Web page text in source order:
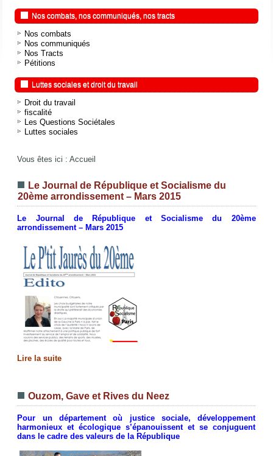
Nos combats, nos communiqués, nos tracts
Nos combats
Nos communiqués
Nos Tracts
Pétitions
Luttes sociales et droit du travail
Droit du travail
fiscalité
Les Questions Sociétales
Luttes sociales
Vous êtes ici :Accueil
Le Journal de République et Socialisme du
20ème arrondissement – Mars 2015
Le Journal de République et Socialisme du 20ème
arrondissement – Mars 2015
Lire la suite
Ouzom, Gave et Rives du Neez
Pour un département où justice sociale, développement
harmonieux et écologique s’épanouissent et se conjuguent
dans le cadre des valeurs de la République